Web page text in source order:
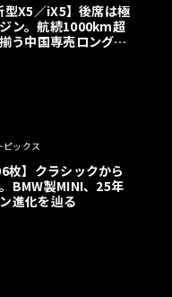
コ製シートが装備さ
際のヨットの帆から
型X5／iX5】後席は極
ジン。航続1000km超
う中国専売ロング仕
ピックス
枚】クラシックから
BMW製MINI、25年
進化を辿る